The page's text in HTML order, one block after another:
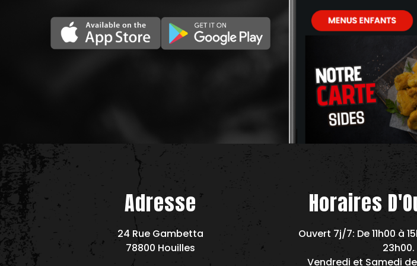
Adresse
24 Rue Gambetta
78800 Houilles
Horaires
Ouvert 7j/7: De 11h00 à
23h00.
Vendredi et Samedi